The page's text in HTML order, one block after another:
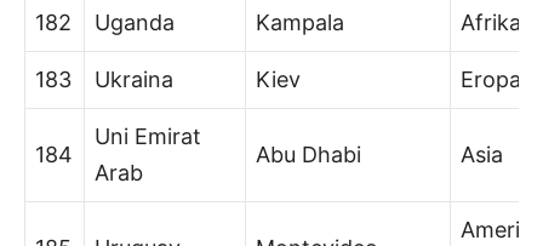
182 Uganda Kampala Afrika
183 Ukraina Kiev Eropa
184
Uni Emirat
Arab
Abu Dhabi Asia
Amerika